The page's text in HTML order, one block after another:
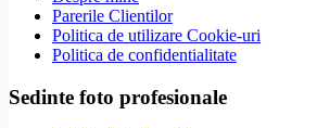
Parerile Clientilor
Politica de utilizare Cookie-uri
Politica de confidentialitate
Sedinte foto profesionale